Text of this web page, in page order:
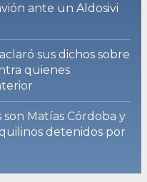
ante un Aldosivi
sus dichos sobre
quienes
son Matías Córdoba y
detenidos por